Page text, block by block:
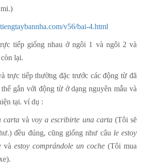
v56/bai-4.html
tiếp giống nhau ở ngôi 1 và ngôi 2 và
lại.
trực tiếp thường đặc trước các động từ đã
gắn với động từ ở dạng nguyên mẫu và
tại. ví dụ :
cartavàvoy a escribirte una carta(Tôi sẽ
đều đúng, cũng giống như câu le estoy
và estoy comprándole un coche (Tôi mua